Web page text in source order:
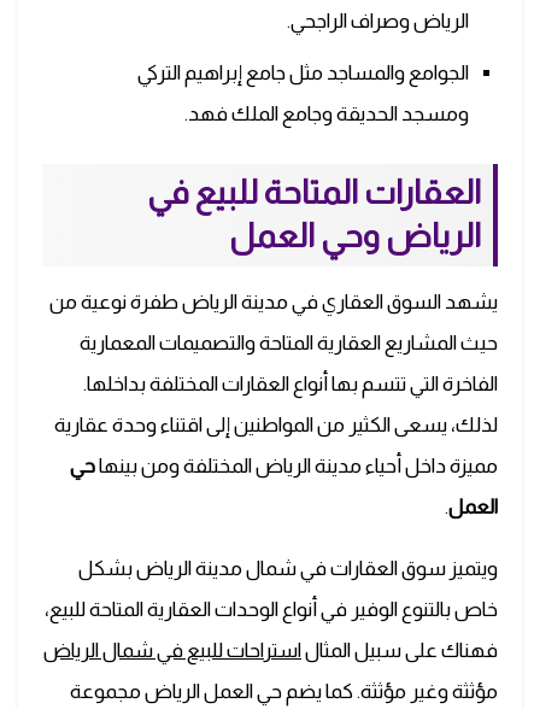
الرياض وصراف الراجحي.
الجوامع والمساجد مثل جامع إبراهيم التركي
ومسجد الحديقة وجامع الملك فهد.
العقارات المتاحة للبيع في
الرياض وحي العمل
يشهد السوق العقاري في مدينة الرياض طفرة نوعية من
حيث المشاريع العقارية المتاحة والتصميمات المعمارية
الفاخرة التي تتسم بها أنواع العقارات المختلفة بداخلها.
لذلك، يسعى الكثير من المواطنين إلى اقتناء وحدة عقارية
مميزة داخل أحياء مدينة الرياض المختلفة ومن بينهاحي
العمل.
ويتميز سوق العقارات في شمال مدينة الرياض بشكل
خاص بالتنوع الوفير في أنواع الوحدات العقارية المتاحة للبيع،
فهناك على سبيل المثال استراحات للبيع في شمال الرياض
مؤثثة وغير مؤثثة. كما يضم حي العمل الرياض مجموعة